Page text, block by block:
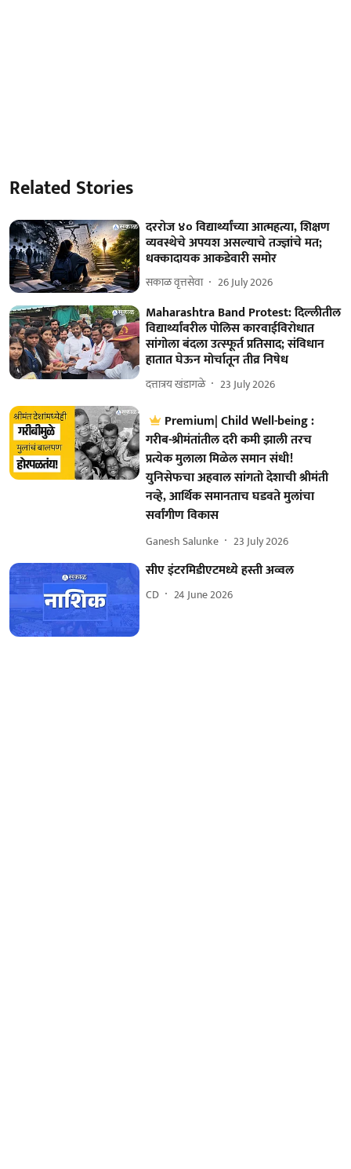
Related Stories
दररोज ४० विद्यार्थ्यांच्या आत्महत्या, शिक्षण
व्यवस्थेचे अपयश असल्याचे तज्ज्ञांचे मत;
धक्कादायक आकडेवारी समोर
सकाळ वृत्तसेवा 26 July 2026
Maharashtra Band Protest: दिल्लीतील
विद्यार्थ्यांवरील पोलिस कारवाईविरोधात
सांगोला बंदला उत्स्फूर्त प्रतिसाद; संविधान
हातात घेऊन मोर्चातून तीव्र निषेध
दत्तात्रय खंडागळे 23 July 2026
Premium| Child Well-being :
गरीब-श्रीमंतांतील दरी कमी झाली तरच
प्रत्येक मुलाला मिळेल समान संधी!
युनिसेफचा अहवाल सांगतो देशाची श्रीमंती
नव्हे, आर्थिक समानताच घडवते मुलांचा
सर्वांगीण विकास
Ganesh Salunke 23 July 2026
सीए इंटरमिडीएटमध्ये हस्ती अव्वल
CD 24 June 2026